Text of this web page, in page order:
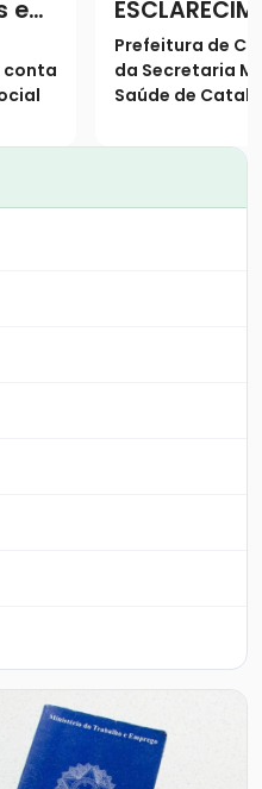
e
conta
Prefeitura de
da Secretaria
Saúde de
população